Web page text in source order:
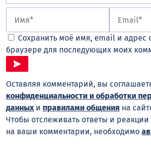
Сохранить моё имя, email и адрес
браузере для последующих моих
Оставляя комментарий, вы
конфиденциальности и обработки
данныхи правилами общения на
Чтобы отслеживать ответы и реакции
на ваши комментарии, необходимо